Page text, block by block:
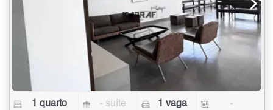
1 quarto - suíte 1 vaga -